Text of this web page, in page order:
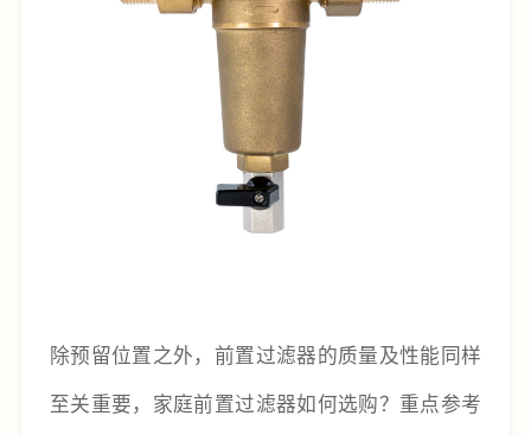
除预留位置之外，前置过滤器的质量及性能同样
至关重要，家庭前置过滤器如何选购？重点参考